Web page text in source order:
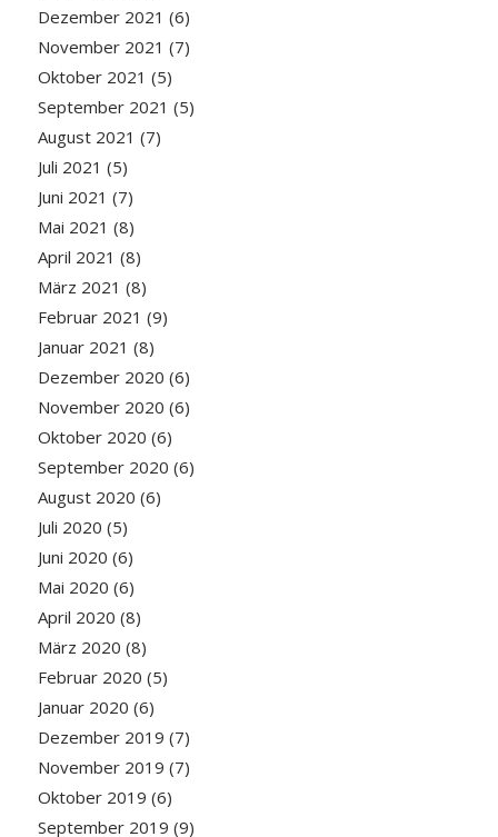
Dezember 2021 (6)
November 2021 (7)
Oktober 2021 (5)
September 2021 (5)
August 2021 (7)
Juli 2021 (5)
Juni 2021 (7)
Mai 2021 (8)
April 2021 (8)
März 2021 (8)
Februar 2021 (9)
Januar 2021 (8)
Dezember 2020 (6)
November 2020 (6)
Oktober 2020 (6)
September 2020 (6)
August 2020 (6)
Juli 2020 (5)
Juni 2020 (6)
Mai 2020 (6)
April 2020 (8)
März 2020 (8)
Februar 2020 (5)
Januar 2020 (6)
Dezember 2019 (7)
November 2019 (7)
Oktober 2019 (6)
September 2019 (9)